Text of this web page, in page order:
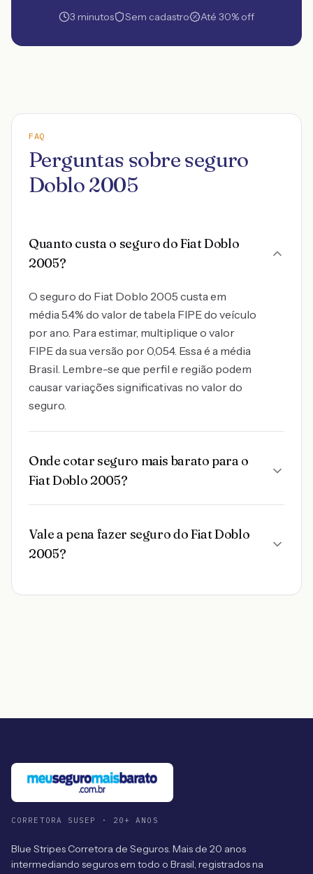
3 minutos Sem cadastro Até 30% off
FAQ
Perguntas sobre seguro
Doblo 2005
Quanto custa o seguro do Fiat Doblo
2005?
O seguro do Fiat Doblo 2005 custa em
média 5.4% do valor de tabela FIPE do veículo
por ano. Para estimar, multiplique o valor
FIPE da sua versão por 0,054. Essa é a média
Brasil. Lembre-se que perfil e região podem
causar variações significativas no valor do
seguro.
Onde cotar seguro mais barato para o
Fiat Doblo 2005?
Vale a pena fazer seguro do Fiat Doblo
2005?
CORRETORA SUSEP · 20+ ANOS
Blue Stripes Corretora de Seguros. Mais de 20 anos
intermediando seguros em todo o Brasil, registrados na